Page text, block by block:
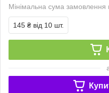
Мінімальна сума
145 ₴ від 10 шт.